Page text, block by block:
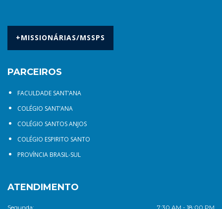
+MISSIONÁRIAS/MSSPS
PARCEIROS
FACULDADE SANT’ANA
COLÉGIO SANT’ANA
COLÉGIO SANTOS ANJOS
COLÉGIO ESPIRITO SANTO
PROVÍNCIA BRASIL-SUL
ATENDIMENTO
Segunda: 7:30 AM - 18:00 PM